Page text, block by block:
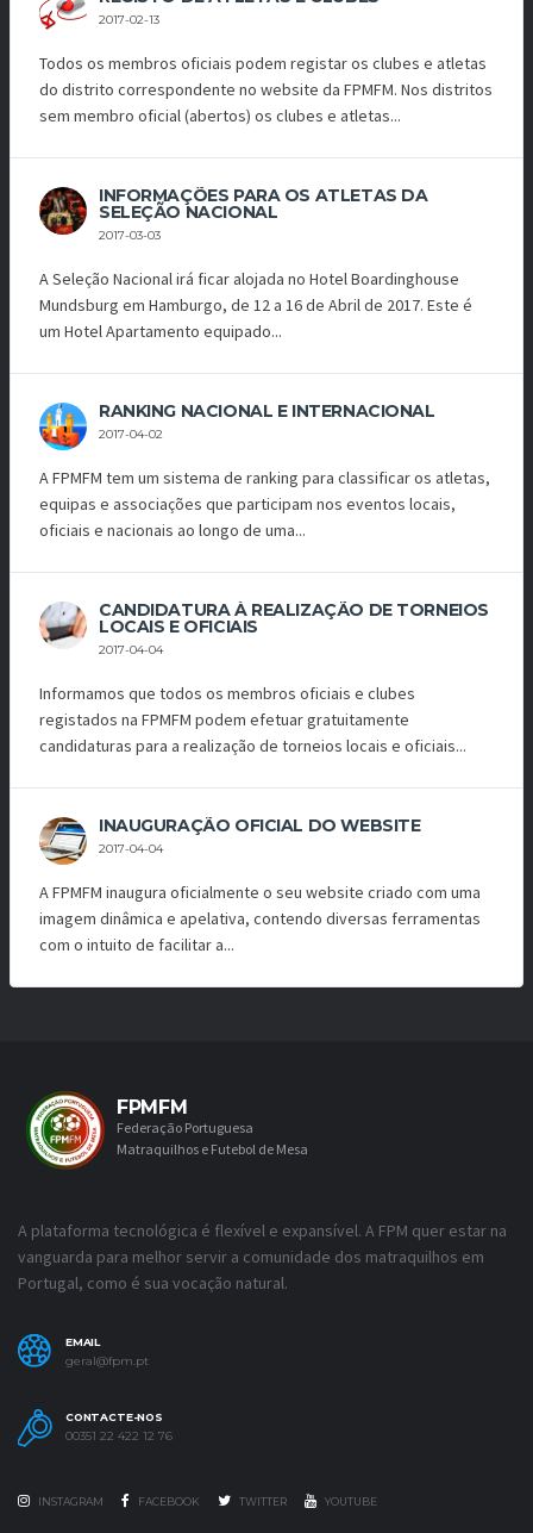
2017-02-13
Todos os membros oficiais podem registar os clubes e atletas
do distrito correspondente no website da FPMFM. Nos distritos
sem membro oficial (abertos) os clubes e atletas...
INFORMAÇÕES PARA OS ATLETAS DA
SELEÇÃO NACIONAL
2017-03-03
A Seleção Nacional irá ficar alojada no Hotel Boardinghouse
Mundsburg em Hamburgo, de 12 a 16 de Abril de 2017. Este é
um Hotel Apartamento equipado...
RANKING NACIONAL E INTERNACIONAL
2017-04-02
A FPMFM tem um sistema de ranking para classificar os atletas,
equipas e associações que participam nos eventos locais,
oficiais e nacionais ao longo de uma...
CANDIDATURA À REALIZAÇÃO DE TORNEIOS
LOCAIS E OFICIAIS
2017-04-04
Informamos que todos os membros oficiais e clubes
registados na FPMFM podem efetuar gratuitamente
candidaturas para a realização de torneios locais e oficiais...
INAUGURAÇÃO OFICIAL DO WEBSITE
2017-04-04
A FPMFM inaugura oficialmente o seu website criado com uma
imagem dinâmica e apelativa, contendo diversas ferramentas
com o intuito de facilitar a...
FPMFM
Federação Portuguesa
Matraquilhos e Futebol de Mesa
A plataforma tecnológica é flexível e expansível. A FPM quer estar na
vanguarda para melhor servir a comunidade dos matraquilhos em
Portugal, como é sua vocação natural.
EMAIL
geral@fpm.pt
CONTACTE-NOS
00351 22 422 12 76
INSTAGRAM FACEBOOK TWITTER YOUTUBE